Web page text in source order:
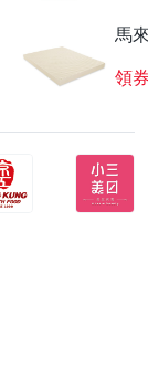
馬
領